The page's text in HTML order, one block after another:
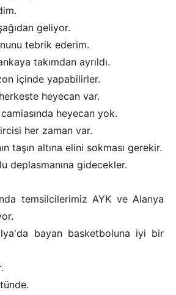
geliyor.
tebrik ederim.
takımdan ayrıldı.
içinde yapabilirler.
heyecan var.
heyecan yok.
her zaman var.
taşın altına elini sokması gerekir.
deplasmanına gidecekler.
temsilcilerimiz AYK ve Alanya
bayan basketboluna iyi bir